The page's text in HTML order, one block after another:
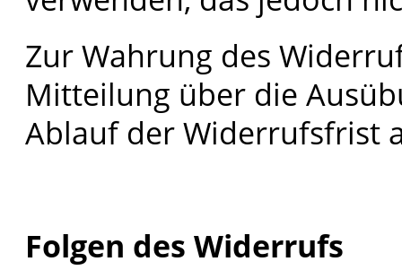
Zur Wahrung des
Mitteilung über die
Ablauf der Widerrufsfrist
Folgen des Widerrufs